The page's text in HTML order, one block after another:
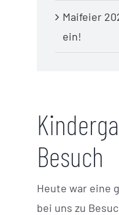
Besuch
Heute war eine
bei uns zu
Maifeier
ein!